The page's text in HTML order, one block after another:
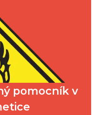
pomocník v